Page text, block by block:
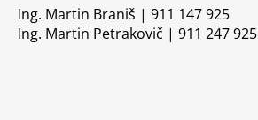
Ing. Martin Braniš | 911 147 925
Ing. Martin Petrakovič | 911 247 925